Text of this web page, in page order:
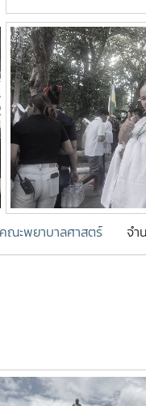
คณะพยาบาลศาสตร์ จำ